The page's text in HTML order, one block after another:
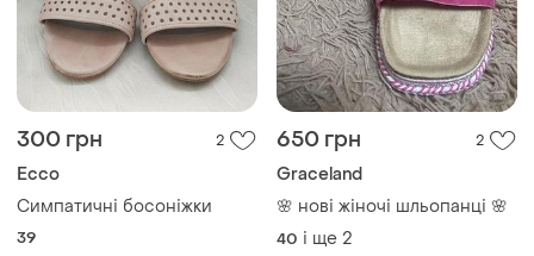
300 грн 2
Ecco
Симпатичні босоніжки
39
650 грн 2
Graceland
🌸 нові жіночі шльопанці 🌸
40 і ще 2